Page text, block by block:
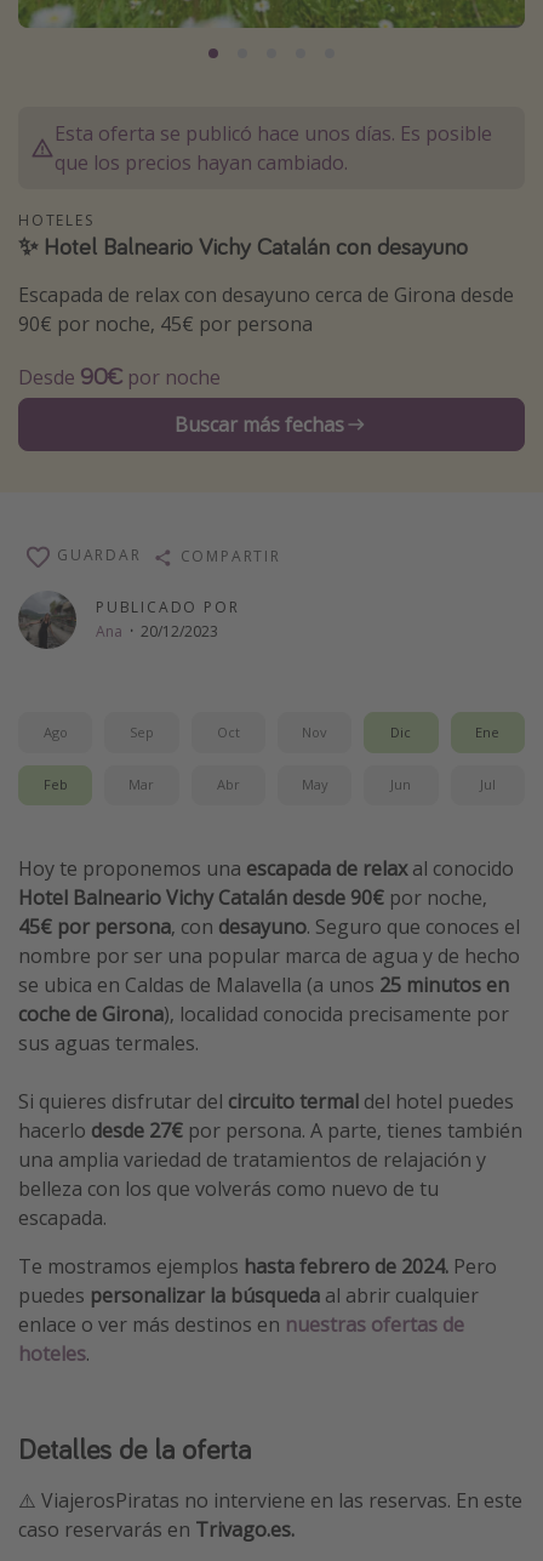
Marruecos
Tailandia
Albania
Inspiración para viajes
Camping
Glamping
Viajar sola como mujer
Vacaciones de Playa
Viajes para singles
Escapadas románticas
Más temas
Trabajar en el extranjero
Cruceros por el Mediterráneo
Guía de equipaje de mano
Parques de atracciones
Viaja con musicales
El Rey León el musical
Harry Potter en Londres y otros destinos
Esta oferta se publicó hace unos días. Es posible
que los precios hayan cambiado.
HOTELES
✨ Hotel Balneario Vichy Catalán con desayuno
Escapada de relax con desayuno cerca de Girona desde
90€ por noche, 45€ por persona
Desde 90€ por noche
Buscar más fechas
PUBLICADO POR
Ana · 20/12/2023
GUARDAR COMPARTIR
Ago Sep Oct Nov Dic Ene
Feb Mar Abr May Jun Jul
Hoy te proponemos una escapada de relaxal conocido
Hotel Balneario Vichy Catalán desde 90€ por noche,
45€ por persona, con desayuno. Seguro que conoces el
nombre por ser una popular marca de agua y de hecho
se ubica en Caldas de Malavella (a unos 25 minutos en
coche de Girona), localidad conocida precisamente por
sus aguas termales.
Si quieres disfrutar del circuito termal del hotel puedes
hacerlo desde 27€ por persona. A parte, tienes también
una amplia variedad de tratamientos de relajación y
belleza con los que volverás como nuevo de tu
escapada.
Te mostramos ejemplos hasta febrero de 2024. Pero
puedes personalizar la búsqueda al abrir cualquier
enlace o ver más destinos en nuestras ofertas de
hoteles.
Detalles de la oferta
⚠️ ViajerosPiratas no interviene en las reservas. En este
caso reservarás en Trivago.es.